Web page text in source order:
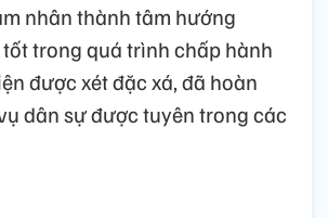
nhân thành tâm hướng
trong quá trình chấp hành
được xét đặc xá, đã hoàn
dân sự được tuyên trong các